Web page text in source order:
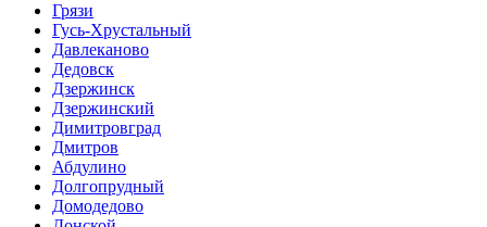
Грязи
Гусь-Хрустальный
Давлеканово
Дедовск
Дзержинск
Дзержинский
Димитровград
Дмитров
Абдулино
Долгопрудный
Домодедово